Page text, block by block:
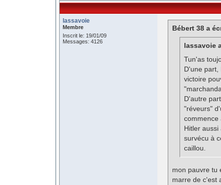
lassavoie
Membre
Inscrit le: 19/01/09
Messages: 4126
Bébert 38 a
lassavoie
Tun'as
D'une part,
victoire
D'autre
"réveurs"
commence
Hitler
survécu à
caillou.
mon pauvre tu
marre de c'est